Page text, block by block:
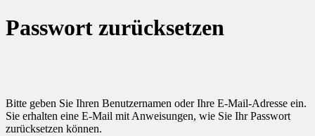
Passwort zurücksetzen
Bitte geben Sie Ihren Benutzernamen oder Ihre E-Mail-Adresse ein.
Sie erhalten eine E-Mail mit Anweisungen, wie Sie Ihr Passwort
zurücksetzen können.